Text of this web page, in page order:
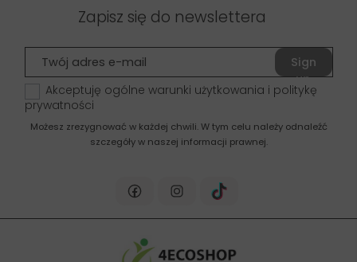
Zapisz się do newslettera
Sign
up
Akceptuję ogólne warunki użytkowania i politykę
prywatności
Możesz zrezygnować w każdej chwili. W tym celu należy odnaleźć
szczegóły w naszej informacji prawnej.